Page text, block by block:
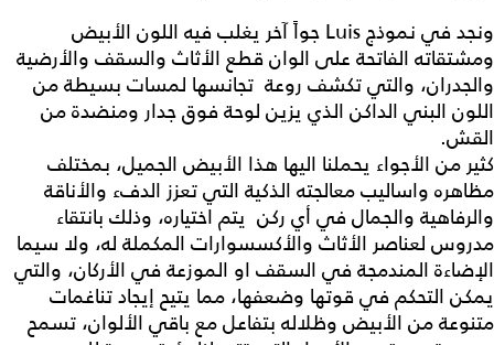
ونجد في نموذج Luis جواً آخر يغلب فيه اللون الأبيض
ومشتقاته الفاتحة على الوان قطع الأثاث والسقف والأرضية
والجدران، والتي تكشف روعة تجانسها لمسات بسيطة من
اللون البني الداكن الذي يزين لوحة فوق جدار ومنضدة من
القش.
كثير من الأجواء يحملنا اليها هذا الأبيض الجميل، بمختلف
مظاهره واساليب معالجته الذكية التي تعزز الدفء والأناقة
والرفاهية والجمال في أي ركن يتم اختياره، وذلك بانتقاء
مدروس لعناصر الأثاث والأكسسوارات المكملة له، ولا سيما
الإضاءة المندمجة في السقف او الموزعة في الأركان، والتي
يمكن التحكم في قوتها وضعفها، مما يتيح إيجاد تناغمات
متنوعة من الأبيض وظلاله بتفاعل مع باقي الألوان، تسمح